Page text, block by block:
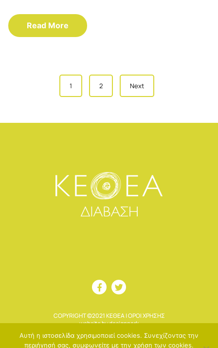
Read More
navigation
1 2 Next
COPYRIGHT ©2021 ΚΕΘΕΑ |ΟΡΟΙ ΧΡΗΣΗΣ
website by designpark
Αυτή η ιστοσελίδα χρησιμοποιεί cookies. Συνεχίζοντας την
περιήγησή σας, συμφωνείτε με την χρήση των cookies.